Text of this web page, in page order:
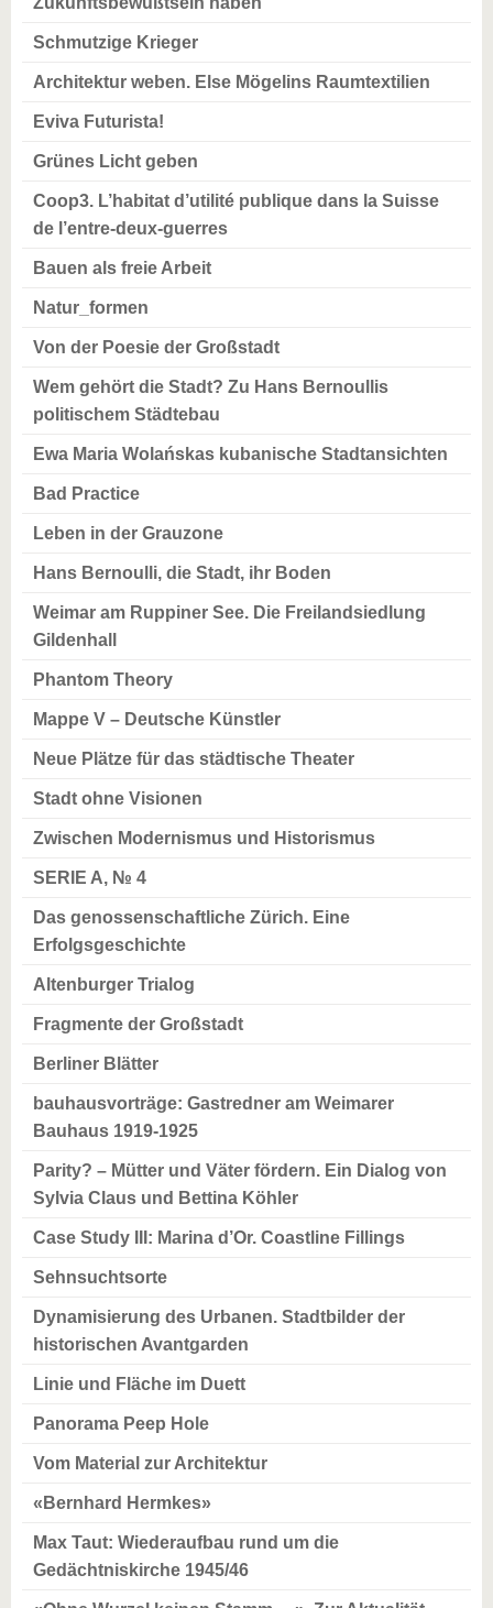
Schmutzige Krieger
Architektur weben. Else Mögelins Raumtextilien
Eviva Futurista!
Grünes Licht geben
Coop3. L’habitat d’utilité publique dans la Suisse
de l’entre-deux-guerres
Bauen als freie Arbeit
Natur_formen
Von der Poesie der Großstadt
Wem gehört die Stadt? Zu Hans Bernoullis
politischem Städtebau
Ewa Maria Wolańskas kubanische Stadtansichten
Bad Practice
Leben in der Grauzone
Hans Bernoulli, die Stadt, ihr Boden
Weimar am Ruppiner See. Die Freilandsiedlung
Gildenhall
Phantom Theory
Mappe V – Deutsche Künstler
Neue Plätze für das städtische Theater
Stadt ohne Visionen
Zwischen Modernismus und Historismus
SERIE A, № 4
Das genossenschaftliche Zürich. Eine
Erfolgsgeschichte
Altenburger Trialog
Fragmente der Großstadt
Berliner Blätter
bauhausvorträge: Gastredner am Weimarer
Bauhaus 1919-1925
Parity? – Mütter und Väter fördern. Ein Dialog von
Sylvia Claus und Bettina Köhler
Case Study III: Marina d’Or. Coastline Fillings
Sehnsuchtsorte
Dynamisierung des Urbanen. Stadtbilder der
historischen Avantgarden
Linie und Fläche im Duett
Panorama Peep Hole
Vom Material zur Architektur
«Bernhard Hermkes»
Max Taut: Wiederaufbau rund um die
Gedächtniskirche 1945/46